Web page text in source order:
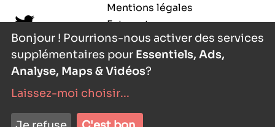
Mentions légales
Extranet
- agence digitale
Bonjour ! Pourrions-nous activer des services
supplémentaires pour Essentiels, Ads,
Analyse, Maps & Vidéos?
Laissez-moi choisir...